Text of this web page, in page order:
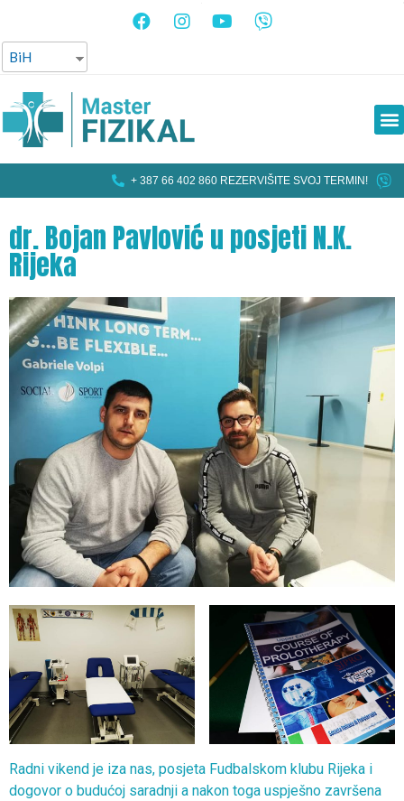
BiH
+ 387 66 402 860 REZERVIŠITE SVOJ TERMIN!
dr. Bojan Pavlović u posjeti N.K.
Rijeka
Radni vikend je iza nas, posjeta Fudbalskom klubu Rijeka i
dogovor o budućoj saradnji a nakon toga uspješno završena